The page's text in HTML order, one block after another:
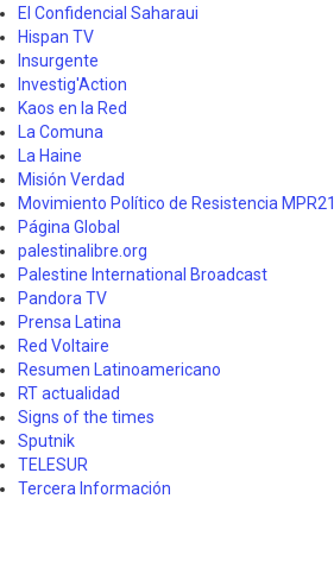
El Confidencial Saharaui
Hispan TV
Insurgente
Investig'Action
Kaos en la Red
La Comuna
La Haine
Misión Verdad
Movimiento Político de Resistencia MPR21
Página Global
palestinalibre.org
Palestine International Broadcast
Pandora TV
Prensa Latina
Red Voltaire
Resumen Latinoamericano
RT actualidad
Signs of the times
Sputnik
TELESUR
Tercera Información